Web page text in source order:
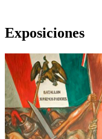
Exposiciones